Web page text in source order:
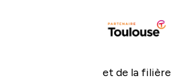
et de la filière